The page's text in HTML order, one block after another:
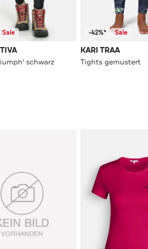
Sale
schwarz
-42%* Sale
KARI TRAA
Tights gemustert